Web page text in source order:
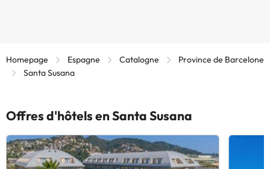
Homepage Espagne Catalogne
Province de Barcelone
Santa Susana
Offres d'hôtels en Santa Susana